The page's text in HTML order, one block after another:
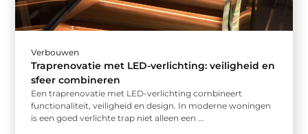
Verbouwen
Traprenovatie met LED-verlichting: veiligheid en
sfeer combineren
Een traprenovatie met LED-verlichting combineert
functionaliteit, veiligheid en design. In moderne woningen
is een goed verlichte trap niet alleen een ...